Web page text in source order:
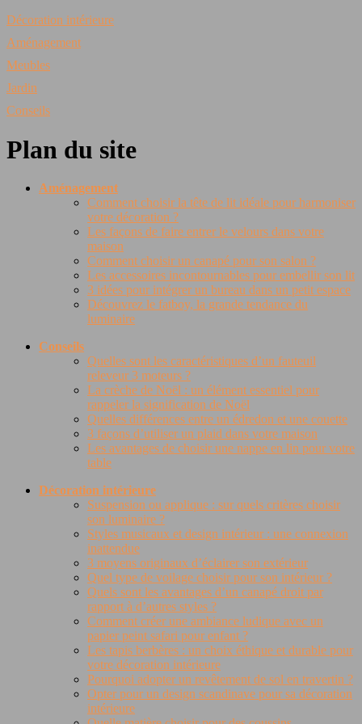
Décoration intérieure
Aménagement
Meubles
Jardin
Conseils
Plan du site
Aménagement
Comment choisir la tête de lit idéale pour harmoniser
votre décoration ?
Les façons de faire entrer le velours dans votre
maison
Comment choisir un canapé pour son salon ?
Les accessoires incontournables pour embellir son lit
3 idées pour intégrer un bureau dans un petit espace
Découvrez le fatboy, la grande tendance du
luminaire
Conseils
Quelles sont les caractéristiques d’un fauteuil
releveur 3 moteurs ?
La crèche de Noël : un élément essentiel pour
rappeler la signification de Noël
Quelles différences entre un édredon et une couette
3 façons d’utiliser un plaid dans votre maison
Les avantages de choisir une nappe en lin pour votre
table
Décoration intérieure
Suspension ou applique : sur quels critères choisir
son luminaire ?
Styles musicaux et design intérieur : une connexion
inattendue
3 moyens originaux d’éclairer son extérieur
Quel type de voilage choisir pour son intérieur ?
Quels sont les avantages d’un canapé droit par
rapport à d’autres styles ?
Comment créer une ambiance ludique avec un
papier peint safari pour enfant ?
Les tapis berbères : un choix éthique et durable pour
votre décoration intérieure
Pourquoi adopter un revêtement de sol en travertin ?
Opter pour un design scandinave pour sa décoration
intérieure